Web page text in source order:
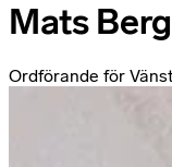
Mats
Ordförande för